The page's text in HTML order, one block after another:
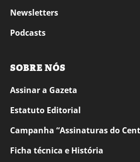
Newsletters
Podcasts
SOBRE NÓS
Assinar a Gazeta
Estatuto Editorial
Campanha “Assinaturas do
Ficha técnica e História